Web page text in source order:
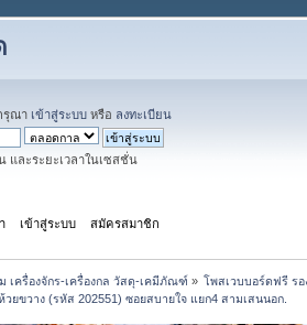
รุณา เข้าสู่ระบบ หรือ ลงทะเบียน
และระยะเวลาในเซสชั่น
เข้าสู่ระบบ สมัครสมาชิก
เครื่องจักร-เครื่องกล วัสดุ-เคมีภัณฑ์ » โพสเวบบอร์ดฟรี รอ
ยขวาง (รหัส 202551) ซอยสบายใจ แยก4 สามเสนนอก.